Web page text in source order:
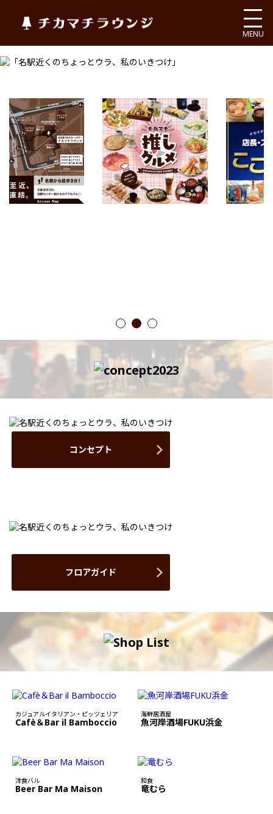
チカマチラウンジ
MENU
1 2 3
コンセプト
フロアガイド
カジュアルイタリアン・ピッツェリア
Cafè＆Bar il Bamboccio
海鮮居酒屋
魚河岸酒場FUKU浜金
洋食バル
Beer Bar Ma Maison
和食
竜むら